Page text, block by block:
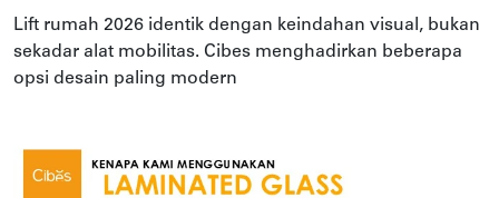
Lift rumah 2026 identik dengan keindahan visual, bukan
sekadar alat mobilitas. Cibes menghadirkan beberapa
opsi desain paling modern